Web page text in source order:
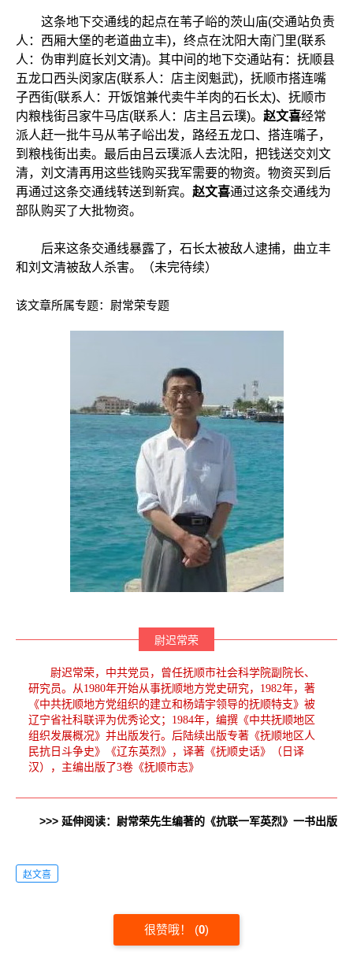
这条地下交通线的起点在苇子峪的茨山庙(交通站负责
人：西厢大堡的老道曲立丰)，终点在沈阳大南门里(联系
人：伪审判庭长刘文清)。其中间的地下交通站有：抚顺县
五龙口西头闵家店(联系人：店主闵魁武)，抚顺市搭连嘴
子西街(联系人：开饭馆兼代卖牛羊肉的石长太)、抚顺市
内粮栈街吕家牛马店(联系人：店主吕云璞)。 赵文喜经常
派人赶一批牛马从苇子峪出发，路经五龙口、搭连嘴子，
到粮栈街出卖。最后由吕云璞派人去沈阳，把钱送交刘文
清，刘文清再用这些钱购买我军需要的物资。物资买到后
再通过这条交通线转送到新宾。 赵文喜通过这条交通线为
部队购买了大批物资。
后来这条交通线暴露了，石长太被敌人逮捕，曲立丰
和刘文清被敌人杀害。（未完待续）
该文章所属专题： 尉常荣专题
尉迟常荣
尉迟常荣，中共党员，曾任抚顺市社会科学院副院长、
研究员。从1980年开始从事抚顺地方党史研究，1982年，著
《中共抚顺地方党组织的建立和杨靖宇领导的抚顺特支》被
辽宁省社科联评为优秀论文；1984年，编撰《中共抚顺地区
组织发展概况》并出版发行。后陆续出版专著《抚顺地区人
民抗日斗争史》《辽东英烈》，译著《抚顺史话》（日译
汉），主编出版了3卷《抚顺市志》
>>> 延伸阅读：尉常荣先生编著的《抗联一军英烈》一书出版
赵文喜
很赞哦！ (0)